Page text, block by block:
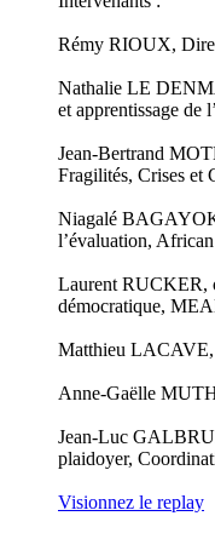
Rémy RIOUX,
Nathalie LE
et apprentissage de
Jean-Bertrand
Fragilités, Crises et
Niagalé
l’évaluation,
Laurent RUCKER,
démocratique,
Matthieu LACAVE,
Anne-Gaëlle
Jean-Luc
plaidoyer,
Visionnez le replay